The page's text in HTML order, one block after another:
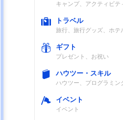
約1,080g（乾電
単2形乾電池6
約1,300g（乾電
単2形乾電池6
本、AC電源
キャンプ、アクティビテ
トラベル
旅行、旅行グッズ、ホテ
ギフト
プレゼント、お祝い
ハウツー・スキル
ハウツー、プログラミン
イベント
イベント